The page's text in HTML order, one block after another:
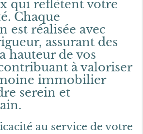
qui reflètent votre
Chaque
est réalisée avec
assurant des
hauteur de vos
à valoriser
immobilier
serein et
au service de votre